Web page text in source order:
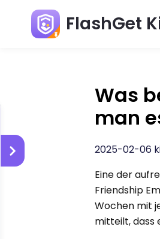
FlashGet
Was
man
2025-02-06
Eine der
Friendship
Wochen mit
mitteilt, dass